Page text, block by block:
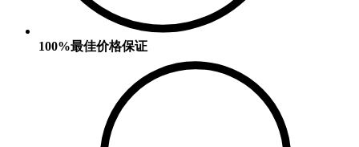
100%最佳价格保证